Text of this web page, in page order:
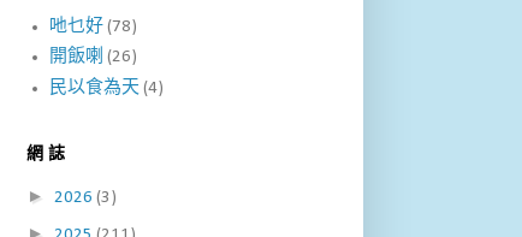
吔乜好 (78)
開飯喇 (26)
民以食為天 (4)
網 誌
► 2026 (3)